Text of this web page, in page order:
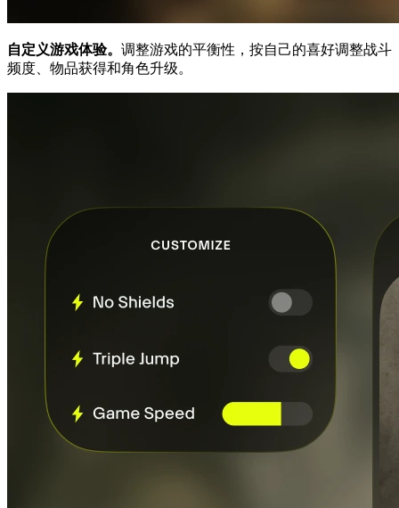
自定义游戏体验。 调整游戏的平衡性，按自己的喜好调整战斗
频度、物品获得和角色升级。